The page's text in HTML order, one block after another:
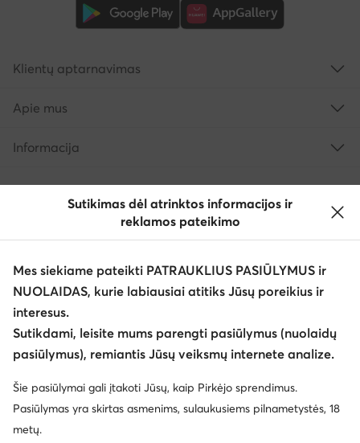
Klientų aptarnavimas
Apie mus
Informacija
© eavalyne.lt 2026
Taisyklės
Pakeisti nustatymus
Privatumo politika
Duomenų apsauga
Sutikimas dėl atrinktos informacijos ir
reklamos pateikimo
Mes siekiame pateikti PATRAUKLIUS PASIŪLYMUS ir
NUOLAIDAS, kurie labiausiai atitiks Jūsų poreikius ir
interesus.
Sutikdami, leisite mums parengti pasiūlymus (nuolaidų
pasiūlymus), remiantis Jūsų veiksmų internete analize.
Šie pasiūlymai gali įtakoti Jūsų, kaip Pirkėjo sprendimus.
Pasiūlymas yra skirtas asmenims, sulaukusiems pilnametystės, 18
metų.